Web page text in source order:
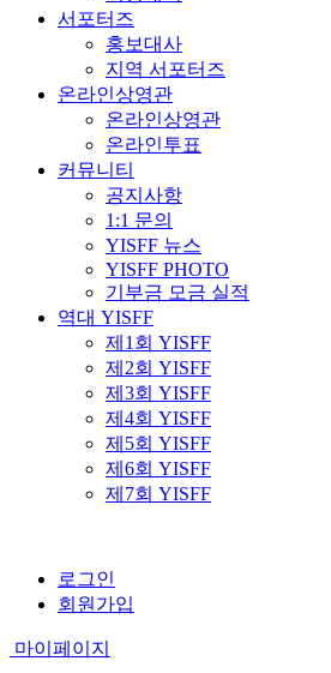
서포터즈
홍보대사
지역 서포터즈
온라인상영관
온라인상영관
온라인투표
커뮤니티
공지사항
1:1 문의
YISFF 뉴스
YISFF PHOTO
기부금 모금 실적
역대 YISFF
제1회 YISFF
제2회 YISFF
제3회 YISFF
제4회 YISFF
제5회 YISFF
제6회 YISFF
제7회 YISFF
로그인
회원가입
마이페이지